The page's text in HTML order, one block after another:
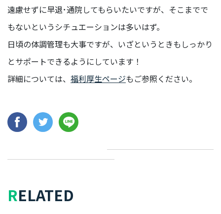
遠慮せずに早退･通院してもらいたいですが、そこまでで
もないというシチュエーションは多いはず。
日頃の体調管理も大事ですが、いざというときもしっかり
とサポートできるようにしています！
詳細については、 福利厚生ページもご参照ください。
RELATED